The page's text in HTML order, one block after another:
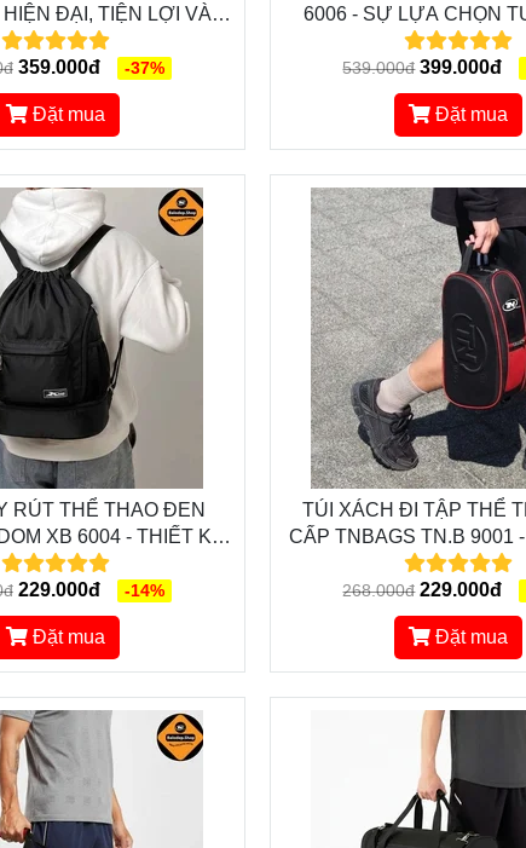
ĐẠI, TIỆN LỢI VÀ
PHONG CÁCH
359.000đ -37%
Đặt mua
6006 - SỰ LỰA CHỌN
CHO NHỮNG
CÔNG TÁC
539.000đ 399.000đ
Đặt mua
RÚT THỂ THAO ĐEN
XB 6004 - THIẾT KẾ
NĂNG ĐỘNG, CÁ TÍNH
229.000đ -14%
Đặt mua
TÚI XÁCH ĐI TẬP THỂ
CẤP TNBAGS TN.B 9001
SIÊU ĐẸP, CHỐNG
268.000đ 229.000đ
Đặt mua